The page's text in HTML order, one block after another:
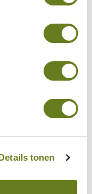
tonen